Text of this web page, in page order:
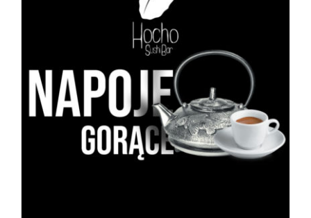
DODAJ DO KOSZYKA / SZCZEGÓŁY